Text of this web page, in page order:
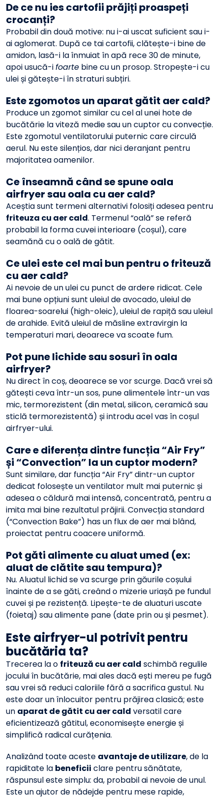
De ce nu ies cartofii prăjiți proaspeți
crocanți?
Probabil din două motive: nu i-ai uscat suficient sau i-
ai aglomerat. După ce tai cartofii, clătește-i bine de
amidon, lasă-i la înmuiat în apă rece 30 de minute,
apoi usucă-ifoarte bine cu un prosop. Stropește-i cu
ulei și gătește-i în straturi subțiri.
Este zgomotos un aparat gătit aer cald?
Produce un zgomot similar cu cel al unei hote de
bucătărie la viteză medie sau un cuptor cu convecție.
Este zgomotul ventilatorului puternic care circulă
aerul. Nu este silențios, dar nici deranjant pentru
majoritatea oamenilor.
Ce înseamnă când se spune oala
airfryer sau oala cu aer cald?
Aceștia sunt termeni alternativi folosiți adesea pentru
friteuza cu aer cald. Termenul “oală” se referă
probabil la forma cuvei interioare (coșul), care
seamănă cu o oală de gătit.
Ce ulei este cel mai bun pentru o friteuză
cu aer cald?
Ai nevoie de un ulei cu punct de ardere ridicat. Cele
mai bune opțiuni sunt uleiul de avocado, uleiul de
floarea-soarelui (high-oleic), uleiul de rapiță sau uleiul
de arahide. Evită uleiul de măsline extravirgin la
temperaturi mari, deoarece va scoate fum.
Pot pune lichide sau sosuri în oala
airfryer?
Nu direct în coș, deoarece se vor scurge. Dacă vrei să
gătești ceva într-un sos, pune alimentele într-un vas
mic, termorezistent (din metal, silicon, ceramică sau
sticlă termorezistentă) și introdu acel vas în coșul
airfryer-ului.
Care e diferența dintre funcția “Air Fry”
și “Convection” la un cuptor modern?
Sunt similare, dar funcția “Air Fry” dintr-un cuptor
dedicat folosește un ventilator mult mai puternic și
adesea o căldură mai intensă, concentrată, pentru a
imita mai bine rezultatul prăjirii. Convecția standard
(“Convection Bake”) has un flux de aer mai blând,
proiectat pentru coacere uniformă.
Pot găti alimente cu aluat umed (ex:
aluat de clătite sau tempura)?
Nu. Aluatul lichid se va scurge prin găurile coșului
înainte de a se găti, creând o mizerie uriașă pe fundul
cuvei și pe rezistență. Lipește-te de aluaturi uscate
(foietaj) sau alimente pane (date prin ou și pesmet).
Este airfryer-ul potrivit pentru
bucătăria ta?
Trecerea la o friteuză cu aer cald schimbă regulile
jocului în bucătărie, mai ales dacă ești mereu pe fugă
sau vrei să reduci caloriile fără a sacrifica gustul. Nu
este doar un înlocuitor pentru prăjirea clasică; este
un aparat de gătit cu aer cald versatil care
eficientizează gătitul, economisește energie și
simplifică radical curățenia.
Analizând toate aceste avantaje de utilizare, de la
rapiditate la beneficii clare pentru sănătate,
răspunsul este simplu: da, probabil ai nevoie de unul.
Este un ajutor de nădejde pentru mese rapide,